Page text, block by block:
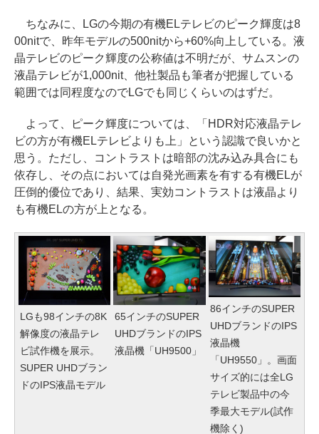
ちなみに、LGの今期の有機ELテレビのピーク輝度は8
00nitで、昨年モデルの500nitから+60%向上している。液
晶テレビのピーク輝度の公称値は不明だが、サムスンの
液晶テレビが1,000nit、他社製品も筆者が把握している
範囲では同程度なのでLGでも同じくらいのはずだ。
よって、ピーク輝度については、「HDR対応液晶テレ
ビの方が有機ELテレビよりも上」という認識で良いかと
思う。ただし、コントラストは暗部の沈み込み具合にも
依存し、その点においては自発光画素を有する有機ELが
圧倒的優位であり、結果、実効コントラストは液晶より
も有機ELの方が上となる。
LGも98インチの8K
解像度の液晶テレ
ビ試作機を展示。
SUPER UHDブラン
ドのIPS液晶モデル
65インチのSUPER
UHDブランドのIPS
液晶機「UH9500」
86インチのSUPER
UHDブランドのIPS
液晶機
「UH9550」。画面
サイズ的には全LG
テレビ製品中の今
季最大モデル(試作
機除く)